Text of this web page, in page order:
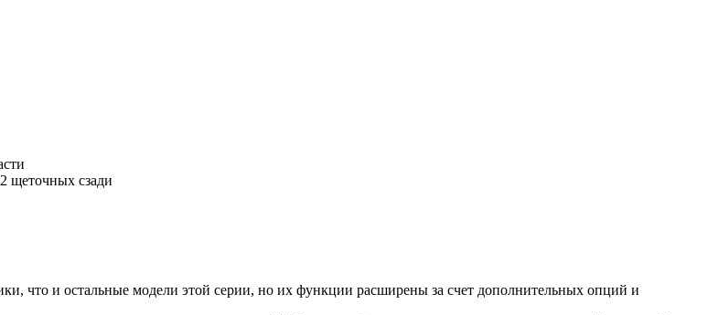
щеточных сзади
что и остальные модели этой серии, но их функции расширены за счет дополнительных опций и